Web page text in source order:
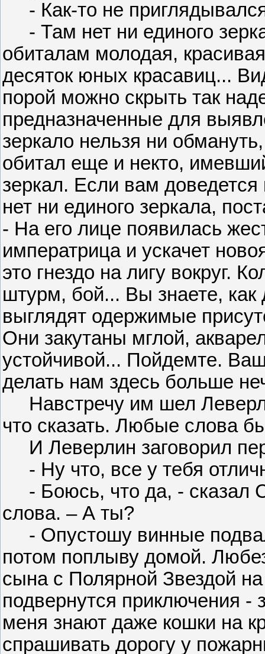
- Как-то не
- Там нет ни единого
обиталам молодая,
десяток юных красавиц...
порой можно скрыть так
предназначенные для
зеркало нельзя ни
обитал еще и некто,
зеркал. Если вам доведется
нет ни единого зеркала,
- На его лице появилась
императрица и ускачет
это гнездо на лигу вокруг.
штурм, бой... Вы знаете, как
выглядят одержимые
Они закутаны мглой,
устойчивой... Пойдемте.
делать нам здесь больше
Навстречу им шел
что сказать. Любые слова
И Леверлин заговорил
- Ну что, все у тебя
- Боюсь, что да, - сказал
слова. – А ты?
- Опустошу винные
потом поплыву домой.
сына с Полярной Звездой
подвернутся приключения
меня знают даже кошки на
спрашивать дорогу у